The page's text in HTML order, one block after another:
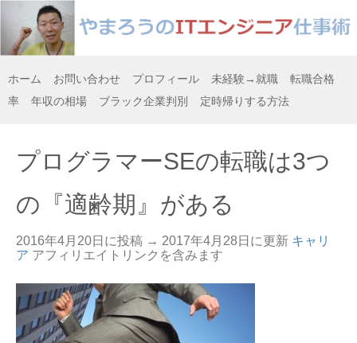
ホーム お問い合わせ プロフィール 未経験→就職
転職合格
率
年収の相場 ブラック企業判別 定時帰りする方法
プログラマーSEの転職は3つ
の『適齢期』がある
2016年4月20日に投稿 → 2017年4月28日 に更新 キャリ
ア アフィリエイトリンクを含みます